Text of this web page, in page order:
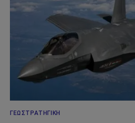
ΓΕΩΣΤΡΑΤΗΓΙΚΉ